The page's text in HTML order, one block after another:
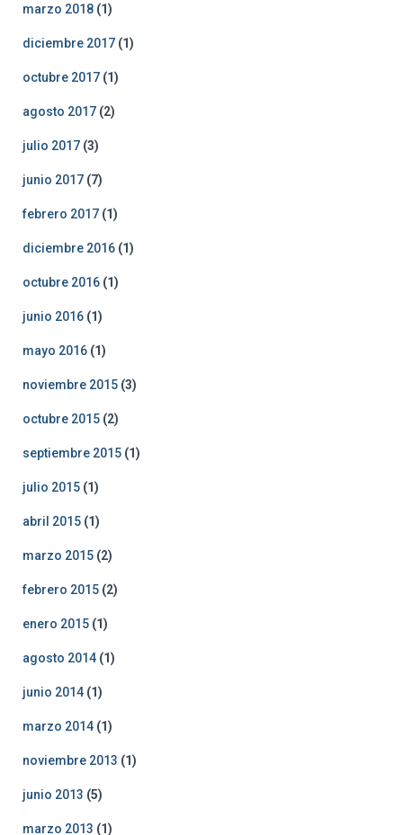
marzo 2018 (1)
diciembre 2017 (1)
octubre 2017 (1)
agosto 2017 (2)
julio 2017 (3)
junio 2017 (7)
febrero 2017 (1)
diciembre 2016 (1)
octubre 2016 (1)
junio 2016 (1)
mayo 2016 (1)
noviembre 2015 (3)
octubre 2015 (2)
septiembre 2015 (1)
julio 2015 (1)
abril 2015 (1)
marzo 2015 (2)
febrero 2015 (2)
enero 2015 (1)
agosto 2014 (1)
junio 2014 (1)
marzo 2014 (1)
noviembre 2013 (1)
junio 2013 (5)
marzo 2013 (1)